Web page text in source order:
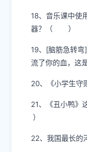
18、音乐课中使
器？（ ）
19、[脑筋急转
流了你的血，
20、《小学生
21、《丑小鸭
）
22、我国最长